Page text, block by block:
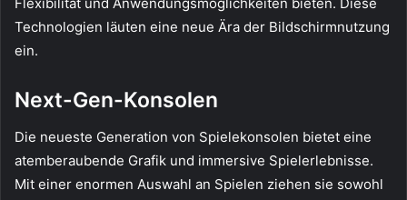
Technologien läuten eine neue Ära der Bildschirmnutzung
ein.
Next-Gen-Konsolen
Die neueste Generation von Spielekonsolen bietet eine
atemberaubende Grafik und immersive Spielerlebnisse.
Mit einer enormen Auswahl an Spielen ziehen sie sowohl